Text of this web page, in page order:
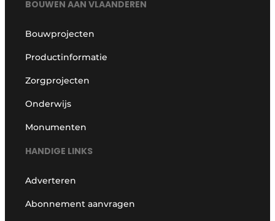
BOUWEN AAN VLAANDEREN
Bouwprojecten
Productinformatie
Zorgprojecten
Onderwijs
Monumenten
HANDIGE LINKS
Adverteren
Abonnement aanvragen